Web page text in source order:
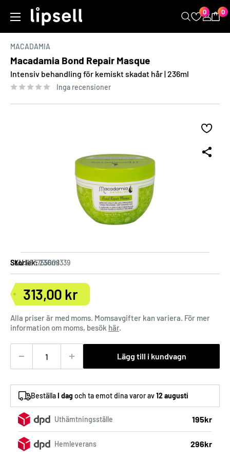
innehåll
LIPSELL 0 0
MACADAMIA
Macadamia Bond Repair Masque
Intensiv behandling för kemiskt skadat hår | 236ml
Inga recensioner
SKU:853755008339
Storlek:236ml
Försäljningspris
313,00 kr
Alla priser är med moms. Momsavgifter kan variera. För mer
information om moms, besök här.
Lägg till i kundvagn
BeställaI dagoch ta emot dina varor av12 augusti
Uthämtningsställe 195kr
Hemleverans 296kr